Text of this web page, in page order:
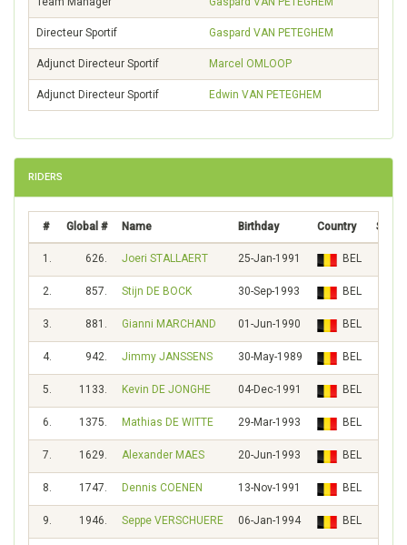
Directeur Sportif Gaspard VAN PETEGHEM
Adjunct Directeur Sportif Marcel OMLOOP
Adjunct Directeur Sportif Edwin VAN PETEGHEM
RIDERS
# Global # Name Birthday Country Score
1. 626. Joeri STALLAERT 25-Jan-1991 BEL
2. 857. Stijn DE BOCK 30-Sep-1993 BEL
3. 881. Gianni MARCHAND 01-Jun-1990 BEL
4. 942. Jimmy JANSSENS 30-May-1989 BEL
5. 1133. Kevin DE JONGHE 04-Dec-1991 BEL
6. 1375. Mathias DE WITTE 29-Mar-1993 BEL
7. 1629. Alexander MAES 20-Jun-1993 BEL
8. 1747. Dennis COENEN 13-Nov-1991 BEL
9. 1946. Seppe VERSCHUERE 06-Jan-1994 BEL